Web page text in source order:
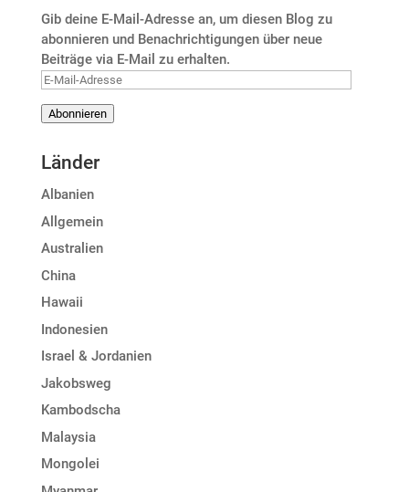
Gib deine E-Mail-Adresse an, um diesen Blog zu
abonnieren und Benachrichtigungen über neue
Beiträge via E-Mail zu erhalten.
E-
Adresse
Abonnieren
Länder
Albanien
Allgemein
Australien
China
Hawaii
Indonesien
Israel & Jordanien
Jakobsweg
Kambodscha
Malaysia
Mongolei